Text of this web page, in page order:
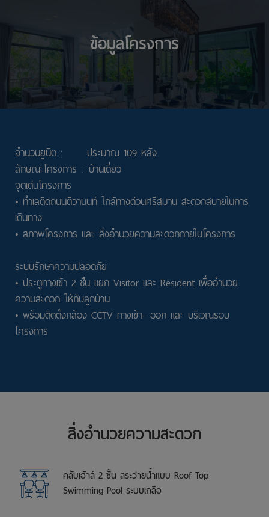
ข้อมูลโครงการ
จำนวนยูนิต :
ประมาณ 109 หลัง
ลักษณะโครงการ : บ้านเดี่ยว
จุดเด่นโครงการ
• ทำเลติดถนนติวานนท์ ใกล้ทางด่วนศรีสมาน สะดวกสบายในการ
เดินทาง
• สภาพโครงการ และ สิ่งอำนวยความสะดวกภายในโครงการ
ระบบรักษาความปลอดภัย
• ประตูทางเข้า 2 ชั้น แยก Visitor และ Resident เพื่ออำนวย
ความสะดวก ให้กับลูกบ้าน
• พร้อมติดตั้งกล้อง CCTV ทางเข้า- ออก และ บริเวณรอบ
โครงการ
สิ่งอำนวยความสะดวก
คลับเฮ้าส์ 2 ชั้น สระว่ายน้ำแบบ Roof Top
Swimming Pool ระบบเกลือ